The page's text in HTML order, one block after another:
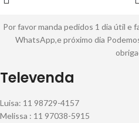
Por favor manda pedidos 1 dia útil e
WhatsApp,e próximo dia
Televenda
Luisa: 11 98729-4157
Melissa : 11 97038-5915